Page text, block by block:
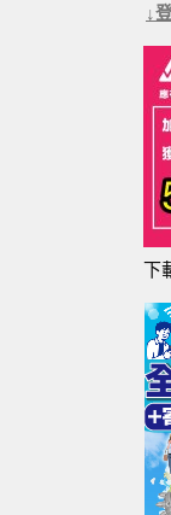
↓
下